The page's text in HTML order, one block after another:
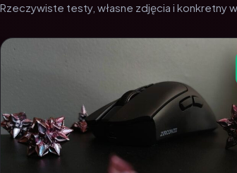
Rzeczywiste testy, własne zdjęcia i konkretny